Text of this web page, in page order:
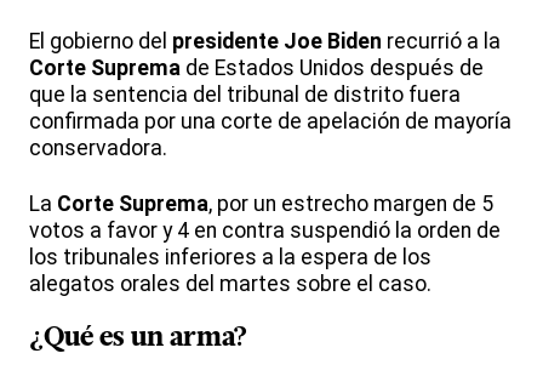
El gobierno del presidente Joe Biden recurrió a la
Corte Suprema de Estados Unidos después de
que la sentencia del tribunal de distrito fuera
confirmada por una corte de apelación de mayoría
conservadora.
La Corte Suprema, por un estrecho margen de 5
votos a favor y 4 en contra suspendió la orden de
los tribunales inferiores a la espera de los
alegatos orales del martes sobre el caso.
¿Qué es un arma?